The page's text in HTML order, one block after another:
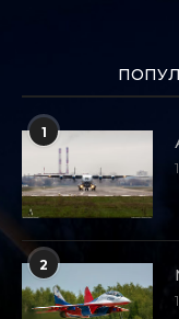
1
2